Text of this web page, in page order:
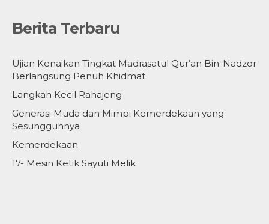
Berita Terbaru
Ujian Kenaikan Tingkat Madrasatul Qur’an Bin-Nadzor
Berlangsung Penuh Khidmat
Langkah Kecil Rahajeng
Generasi Muda dan Mimpi Kemerdekaan yang
Sesungguhnya
Kemerdekaan
17- Mesin Ketik Sayuti Melik